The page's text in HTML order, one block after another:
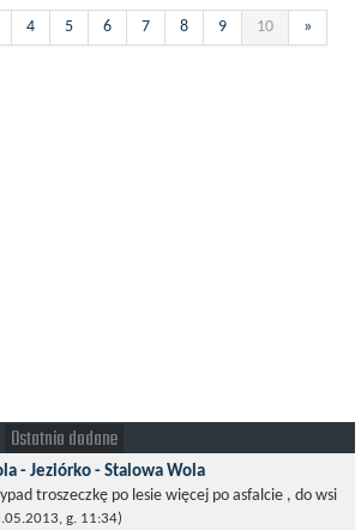
4 5 6 7 8 9 10 »
Ostatnio dodane
- Jeziórko - Stalowa Wola
troszeczkę po lesie więcej po asfalcie , do wsi
, kopalni siarki również nie ma , a ci co
g. 11:34)